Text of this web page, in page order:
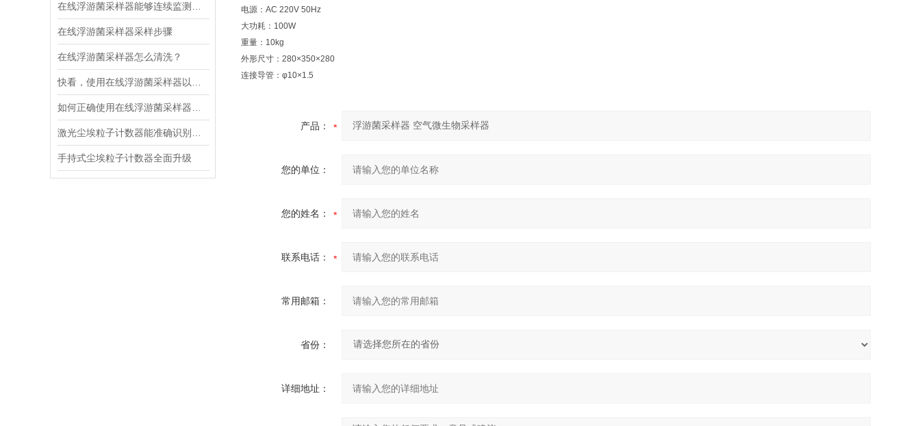
在线浮游菌采样器采样步骤
在线浮游菌采样器怎么清洗？
手持式尘埃粒子计数器全面升级
电源：AC 220V 50Hz
大功耗：100W
重量：10kg
外形尺寸：280×350×280
连接导管：φ10×1.5
产品：
您的单位：
您的姓名：
联系电话：
常用邮箱：
省份：
详细地址：